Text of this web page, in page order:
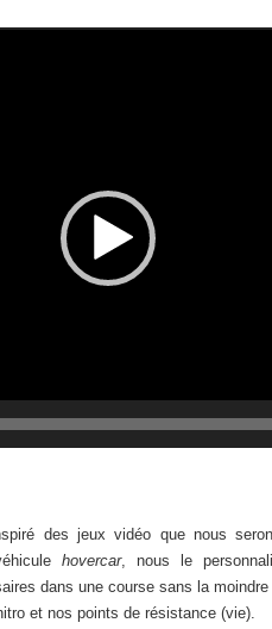
des jeux vidéo que nous
hovercar, nous le
dans une course sans la
et nos points de résistance (vie).